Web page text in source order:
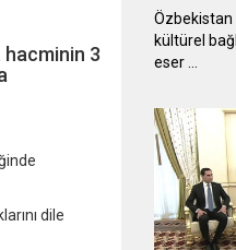
hacminin 3
dile
Özbekistan
kültürel
eser …